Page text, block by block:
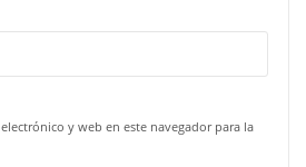
y web en este navegador para la